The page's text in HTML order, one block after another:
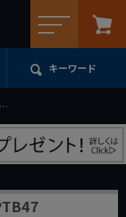
キーワード